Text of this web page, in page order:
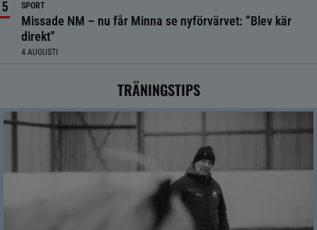
SPORT
Missade NM – nu får Minna se nyförvärvet: ”Blev kär
direkt”
4 AUGUSTI
TRÄNINGSTIPS